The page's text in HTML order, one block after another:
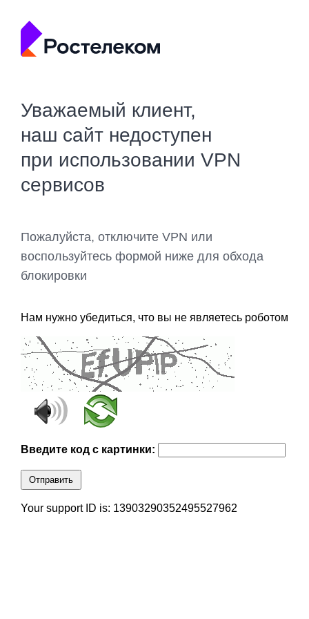
Уважаемый клиент,
наш сайт недоступен
при использовании VPN
сервисов
Пожалуйста, отключите VPN или
воспользуйтесь формой ниже для обхода
блокировки
Нам нужно убедиться, что вы не являетесь роботом
Введите код с картинки:
Отправить
Your support ID is: 13903290352495527962